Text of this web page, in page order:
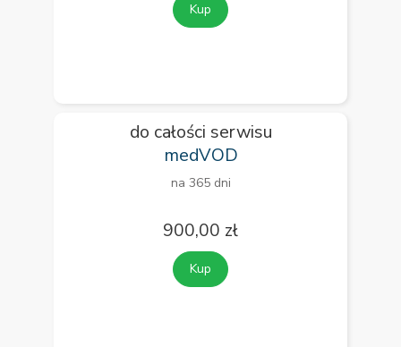
Kup
do całości serwisu
medVOD
na 365 dni
900,00 zł
Kup